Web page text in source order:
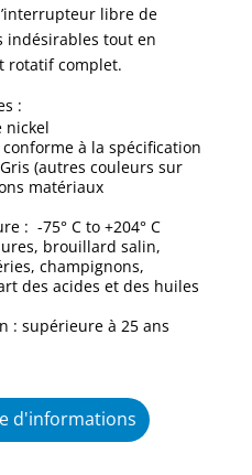
libre de
indésirables tout en
rotatif complet.
:
nickel
à la spécification
(autres couleurs sur
matériaux
: -75° C to +204° C
brouillard salin,
champignons,
des acides et des huiles
: supérieure à 25 ans
d'informations